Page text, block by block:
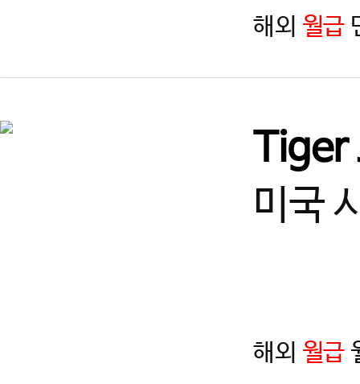
해외 월급
Tiger
미국
해외 월급
경기 즐겁게 일하고, 함께 성장
(급구) 정사범님, 보조사
(송파구)태권도 사범님